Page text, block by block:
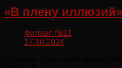
«В плену
Филиал №11
17.10.2024